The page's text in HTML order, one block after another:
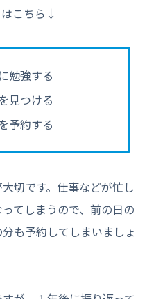
こちら↓
勉強する
見つける
予約する
切です。仕事などが忙し
てしまうので、前の日の
も予約してしまいましょ